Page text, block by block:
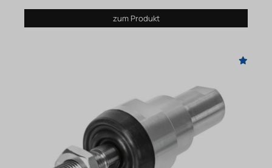
zum Produkt